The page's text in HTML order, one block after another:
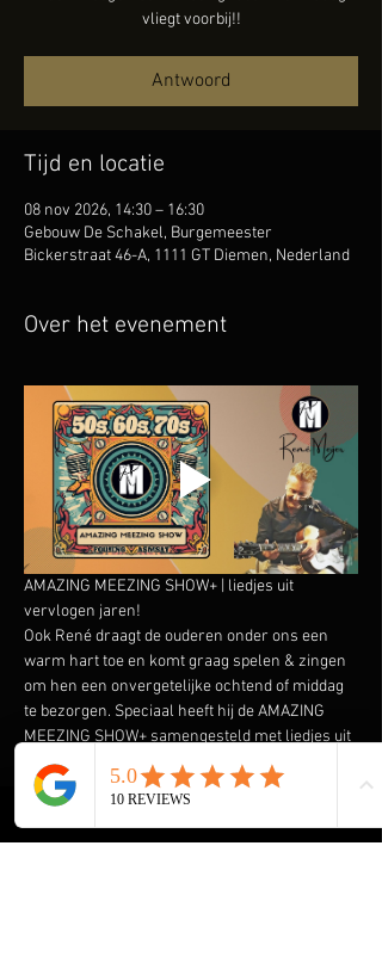
vliegt voorbij!!
Antwoord
Tijd en locatie
08 nov 2026, 14:30 – 16:30
Gebouw De Schakel, Burgemeester
Bickerstraat 46-A, 1111 GT Diemen, Nederland
Over het evenement
AMAZING MEEZING SHOW+ | liedjes uit
vervlogen jaren!
Ook René draagt de ouderen onder ons een
warm hart toe en komt graag spelen & zingen
om hen een onvergetelijke ochtend of middag
te bezorgen. Speciaal heeft hij de AMAZING
MEEZING SHOW+ samengesteld met liedjes uit
vervlogen tijden.  Liedjes van onder andere
Wim Sonneveld, Ja Zuster Nee Zuster, Rob de
Nijs maar ook The Cats, The Beatles, The Kinks